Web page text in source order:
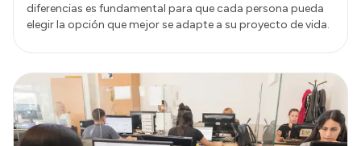
diferencias es fundamental para que cada persona pueda
elegir la opción que mejor se adapte a su proyecto de vida.